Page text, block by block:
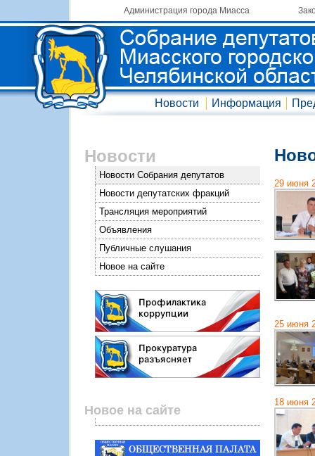
Администрация города Миасса
Новости Информация
Новости
Новости Собрания депутатов
Новости депутатских фракций
Трансляция мероприятий
Объявления
Публичные слушания
Новое на сайте
Новое на сайте
29 июня
25 июня
18 июня